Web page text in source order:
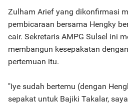
Zulham Arief yang dikonfirmasi
pembicaraan bersama Hengky
cair. Sekretaris AMPG Sulsel ini
membangun kesepakatan
pertemuan itu.
"Iye sudah bertemu (dengan
sepakat untuk Bajiki Takalar,